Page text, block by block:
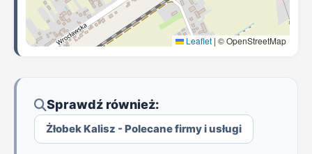
Leaflet | © OpenStreetMap
Sprawdź również:
Żłobek Kalisz - Polecane firmy i usługi